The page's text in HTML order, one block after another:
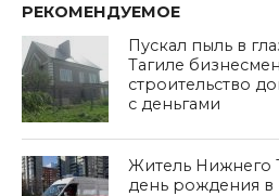
РЕКОМЕНДУЕМОЕ
Пускал пыль в
Тагиле
строительство
с деньгами
Житель Нижнего
день рождения